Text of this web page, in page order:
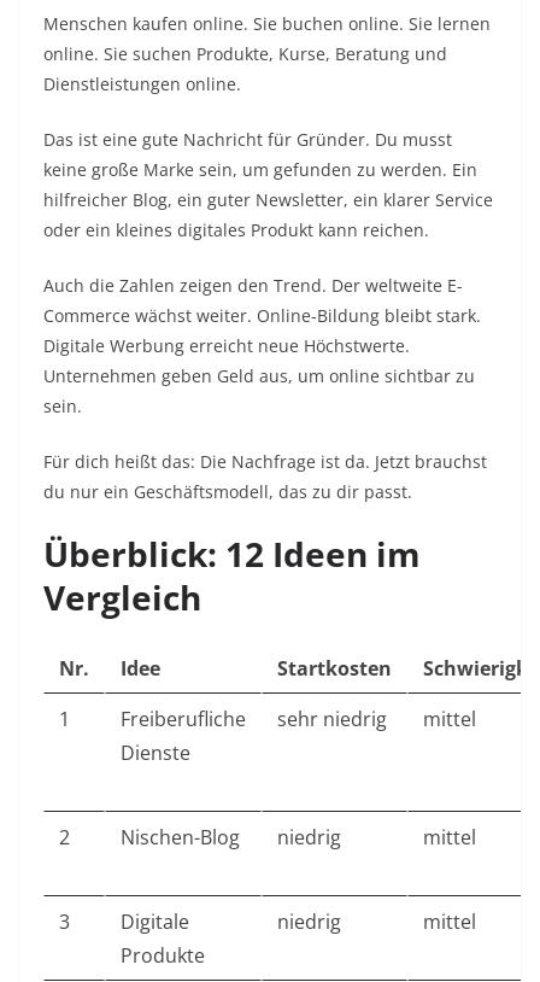
Menschen kaufen online. Sie buchen online. Sie lernen
online. Sie suchen Produkte, Kurse, Beratung und
Dienstleistungen online.
Das ist eine gute Nachricht für Gründer. Du musst
keine große Marke sein, um gefunden zu werden. Ein
hilfreicher Blog, ein guter Newsletter, ein klarer Service
oder ein kleines digitales Produkt kann reichen.
Auch die Zahlen zeigen den Trend. Der weltweite E-
Commerce wächst weiter. Online-Bildung bleibt stark.
Digitale Werbung erreicht neue Höchstwerte.
Unternehmen geben Geld aus, um online sichtbar zu
sein.
Für dich heißt das: Die Nachfrage ist da. Jetzt brauchst
du nur ein Geschäftsmodell, das zu dir passt.
Überblick: 12 Ideen im
Vergleich
Nr. Idee Startkosten
1
Freiberufliche
Dienste
sehr niedrig mittel
2 Nischen-Blog niedrig mittel
3
Digitale
Produkte
niedrig mittel